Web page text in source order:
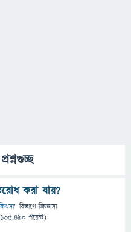
করা যায়?
" বিভাগে জিজ্ঞাসা
135,490 পয়েন্ট)